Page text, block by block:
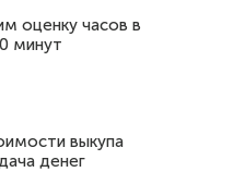
оценку часов в
минут
выкупа
денег